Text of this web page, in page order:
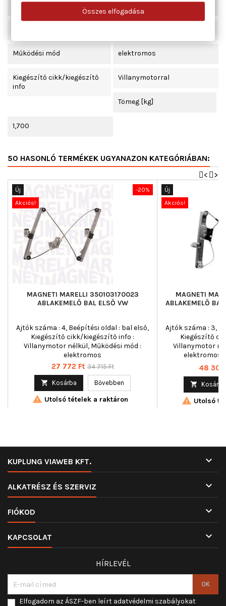
Beépítési oldal jobb első
Működési mód elektromos
Kiegészítő cikk/kiegészítő
info
Villanymotorral
Tömeg [kg]
1,700
50 HASONLÓ TERMÉKEK UGYANAZON KATEGÓRIÁBAN:
>
<
-20%
Új
Akciós!
MAGNETI MARELLI 350103170023
ABLAKEMELŐ BAL ELSŐ VW
Ajtók száma : 4, Beépítési oldal : bal első,
Kiegészítő cikk/kiegészítő info :
Villanymotor nélkül, Működési mód :
elektromos
Ár
27 772 Ft Normál
34 715 Ft
 Kosárba Bővebben
 Utolsó tételek a raktáron
Új
Akciós!
MAGNETI
ABLAKEMELŐ
Ajtók száma : 3,
Kiegészítő
Villanymotor
elektromos,
Ár
48 302
 Kosárba
 Utolsó
KUPLUNG VIAWEB KFT. 
ALKATRÉSZ ÉS SZERVIZ 
FIÓKOD 
KAPCSOLAT 
HÍRLEVÉL
Elfogadom az ÁSZF-ben leírt adatvédelmi szabályokat
Összes elfogadása